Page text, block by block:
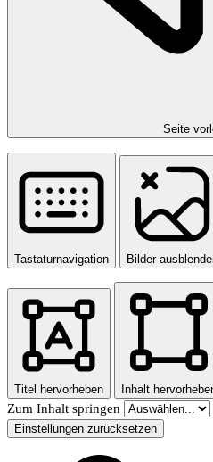
Seite
Tastaturnavigation Bilder
Titel hervorheben Inhalt
Zum Inhalt springen
Einstellungen zurücksetzen